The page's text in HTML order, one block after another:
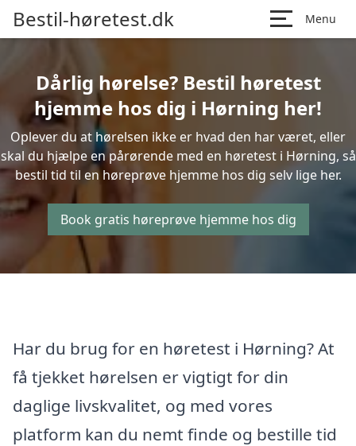
Bestil-høretest.dk Menu
Dårlig hørelse? Bestil høretest
hjemme hos dig i Hørning her!
Oplever du at hørelsen ikke er hvad den har været, eller
skal du hjælpe en pårørende med en høretest i Hørning, så
bestil tid til en høreprøve hjemme hos dig selv lige her.
Book gratis høreprøve hjemme hos dig
Har du brug for en høretest i Hørning? At
få tjekket hørelsen er vigtigt for din
daglige livskvalitet, og med vores
platform kan du nemt finde og bestille tid